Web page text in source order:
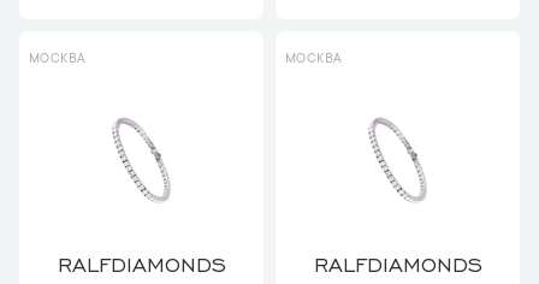
МОСКВА
RALFDIAMONDS
МОСКВА
RALFDIAMONDS